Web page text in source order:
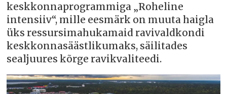
keskkonnaprogrammiga „Roheline
intensiiv“, mille eesmärk on muuta haigla
üks ressursimahukamaid ravivaldkondi
keskkonnasäästlikumaks, säilitades
sealjuures kõrge ravikvaliteedi.